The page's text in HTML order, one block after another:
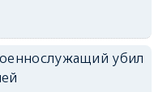
убил